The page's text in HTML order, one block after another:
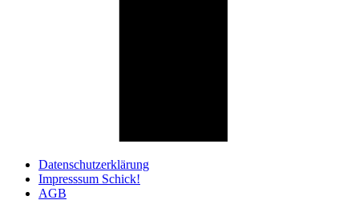
Datenschutzerklärung
Impresssum Schick!
AGB